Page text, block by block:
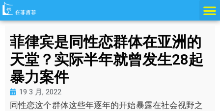
跳
至
菲律宾是同性恋群体在亚洲的
天堂？实际半年就曾发生28起
暴力案件
19 3 月, 2022
同性恋这个群体这些年逐年的开始暴露在社会视野之